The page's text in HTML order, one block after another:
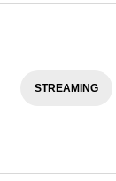
STREAMING